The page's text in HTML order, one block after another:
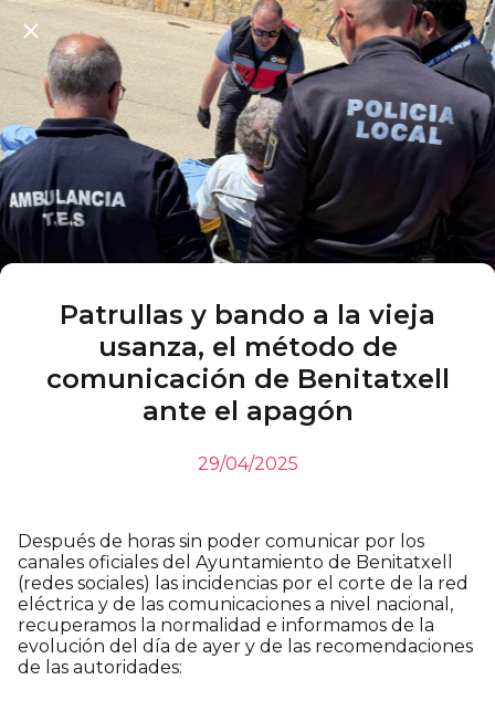
Patrullas y bando a la vieja
usanza, el método de
comunicación de Benitatxell
ante el apagón
29/04/2025
Después de horas sin poder comunicar por los
canales oficiales del Ayuntamiento de Benitatxell
(redes sociales) las incidencias por el corte de la red
eléctrica y de las comunicaciones a nivel nacional,
recuperamos la normalidad e informamos de la
evolución del día de ayer y de las recomendaciones
de las autoridades: